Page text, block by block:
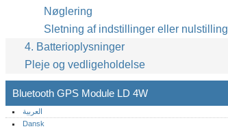
Nøglering
Sletning af indstillinger eller nulstilling
4. Batterioplysninger
Pleje og vedligeholdelse
Bluetooth GPS Module LD 4W
العربية
Dansk